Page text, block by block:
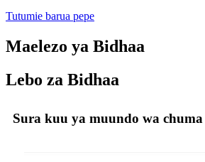
Tutumie barua pepe
Maelezo ya Bidhaa
Lebo za Bidhaa
Sura kuu ya muundo wa chuma